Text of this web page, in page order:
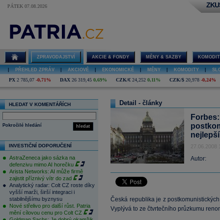
PÁTEK 07.08.2026
ZPRAVODAJSTVÍ AKCIE & FONDY MĚNY & SAZBY
PŘEHLED ZPRÁV AKCIOVÉ EKONOMICKÉ MĚNY KOMODITY
PX 2 785,07 -0,71% DAX 26 319,45 0,69% CZK/€ 24,252 0,11% CZK/$ 20,978 -0,24%
HLEDAT V KOMENTÁŘÍCH
hledat
Pokročilé hledání
INVESTIČNÍ DOPORUČENÍ
AstraZeneca jako sázka na
defenzivu mimo AI horečku
Arista Networks: AI může firmě
zajistit příznivý vítr do zad
Analytický radar: Colt CZ roste díky
vyšší marži, širší integraci i
stabilnějšímu byznysu
Nové střelivo pro další růst. Patria
mění cílovou cenu pro Colt CZ
Detail - články
nejlepší
27.06.2008
Autor:
Česká republika je z
Vyplývá to ze čtvrtečního průzkumu